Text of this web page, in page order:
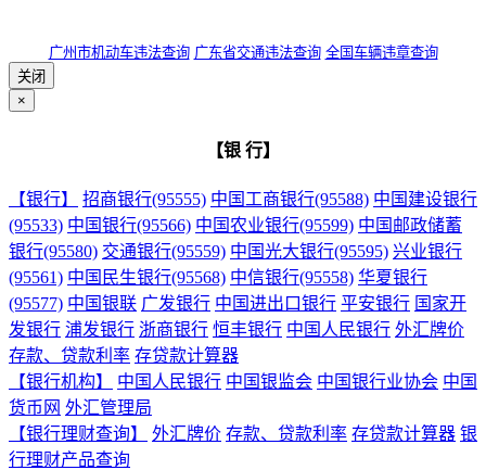
广州市机动车违法查询 广东省交通违法查询 全国车辆违章查询
关闭
×
【银 行】
【银行】 招商银行(95555) 中国工商银行(95588) 中国建设银行
(95533) 中国银行(95566) 中国农业银行(95599) 中国邮政储蓄
银行(95580) 交通银行(95559) 中国光大银行(95595) 兴业银行
(95561) 中国民生银行(95568) 中信银行(95558) 华夏银行
(95577) 中国银联 广发银行 中国进出口银行 平安银行 国家开
发银行 浦发银行 浙商银行 恒丰银行 中国人民银行 外汇牌价
存款、贷款利率 存贷款计算器
【银行机构】
中国人民银行 中国银监会 中国银行业协会 中国
货币网 外汇管理局
【银行理财查询】
外汇牌价 存款、贷款利率 存贷款计算器 银
行理财产品查询